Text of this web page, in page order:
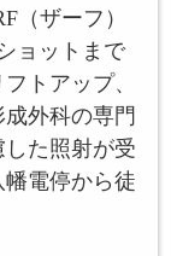
（ザーフ）
ョットまで
トアップ、
外科の専門
た照射が受
電停から徒